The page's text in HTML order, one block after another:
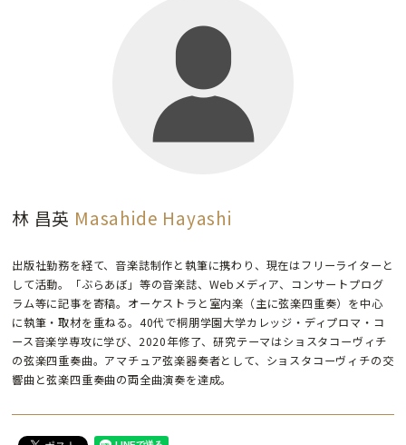
林 昌英 Masahide Hayashi
出版社勤務を経て、音楽誌制作と執筆に携わり、現在はフリーライターと
して活動。「ぶらあぼ」等の音楽誌、Webメディア、コンサートプログ
ラム等に記事を寄稿。オーケストラと室内楽（主に弦楽四重奏）を中心
に執筆・取材を重ねる。40代で桐朋学園大学カレッジ・ディプロマ・コ
ース音楽学専攻に学び、2020年修了、研究テーマはショスタコーヴィチ
の弦楽四重奏曲。アマチュア弦楽器奏者として、ショスタコーヴィチの交
響曲と弦楽四重奏曲の両全曲演奏を達成。